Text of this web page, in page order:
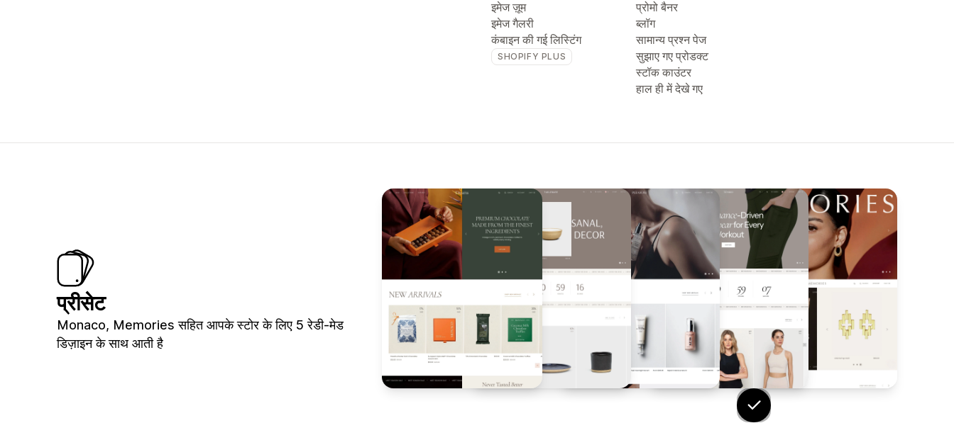
इमेज ज़ूम
इमेज गैलरी
कंबाइन की गई लिस्टिंग
SHOPIFY PLUS
प्रोमो बैनर
ब्लॉग
सामान्य प्रश्न पेज
सुझाए गए प्रोडक्ट
स्टॉक काउंटर
हाल ही में देखे गए
प्रीसेट
Monaco, Memories सहित आपके स्टोर के लिए 5 रेडी-मेड
डिज़ाइन के साथ आती है